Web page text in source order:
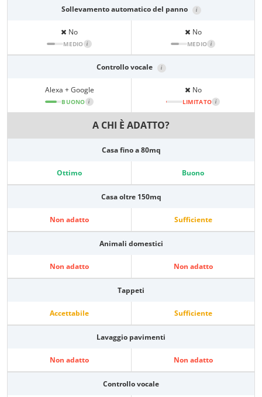
Sollevamento automatico del panno i
No
MEDIO i
No
MEDIO i
Controllo vocale i
Alexa + Google
BUONO i
No
LIMITATO i
A CHI È ADATTO?
Casa fino a 80mq
Ottimo Buono
Casa oltre 150mq
Non adatto Sufficiente
Animali domestici
Non adatto Non adatto
Tappeti
Accettabile Sufficiente
Lavaggio pavimenti
Non adatto Non adatto
Controllo vocale